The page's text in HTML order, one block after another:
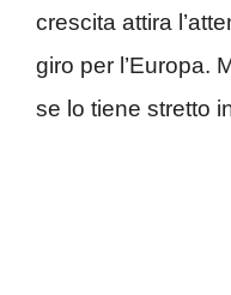
crescita attira
giro per l’Europa.
se lo tiene stretto